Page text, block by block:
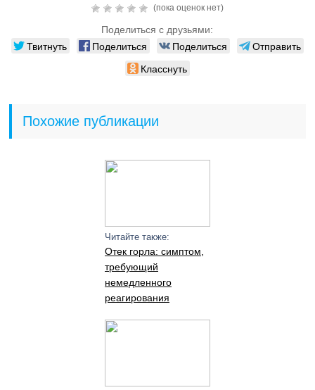
(пока оценок нет)
Поделиться с друзьями:
Твитнуть Поделиться Поделиться
Отправить
Класснуть
Похожие публикации
Читайте также:
Отек горла: симптом,
требующий
немедленного
реагирования